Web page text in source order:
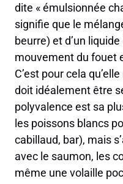
dite « émulsionnée
signifie que le
beurre) et d’un
mouvement du fouet
C’est pour cela
doit idéalement être
polyvalence est sa
les poissons blancs
cabillaud, bar), mais
avec le saumon, les
même une volaille